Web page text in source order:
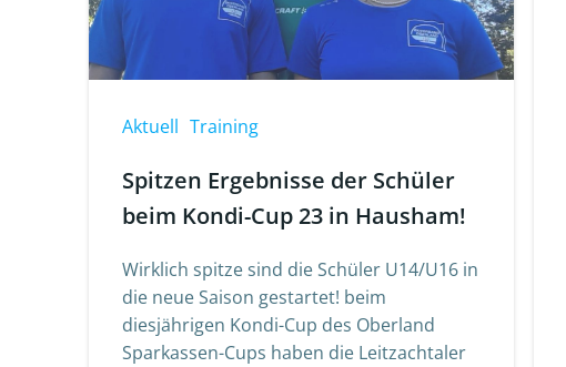
Aktuell Training
Spitzen Ergebnisse der Schüler
beim Kondi-Cup 23 in Hausham!
Wirklich spitze sind die Schüler U14/U16 in
die neue Saison gestartet! beim
diesjährigen Kondi-Cup des Oberland
Sparkassen-Cups haben die Leitzachtaler